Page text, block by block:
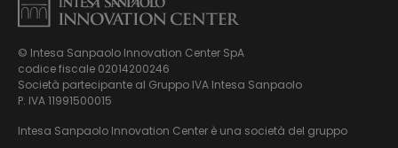
© Intesa Sanpaolo Innovation Center SpA
codice fiscale 02014200246
Società partecipante al Gruppo IVA Intesa Sanpaolo
P. IVA 11991500015
Intesa Sanpaolo Innovation Center è una società del gruppo
Chi siamo
News ed Eventi
Podcast
Virtual Tour
Informativa Privacy Careers
Privacy e Cookie Policy
Mappa del sito
Whistleblowing
Modello di gestione, organizzazione e controllo ex Dlgs.